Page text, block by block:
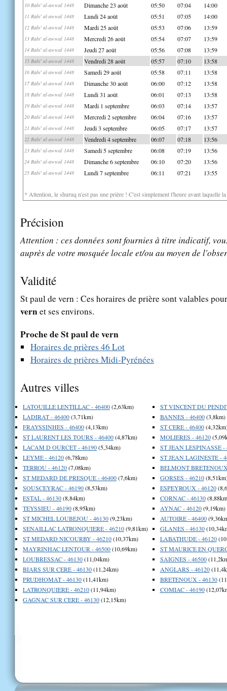
10 Rabi' al-awwal 1448 Dimanche 23 août 05:50 07:04 14:00
11 Rabi' al-awwal 1448 Lundi 24 août 05:51 07:05 14:00
12 Rabi' al-awwal 1448 Mardi 25 août 05:53 07:06 13:59
13 Rabi' al-awwal 1448 Mercredi 26 août 05:54 07:07 13:59
14 Rabi' al-awwal 1448 Jeudi 27 août 05:56 07:08 13:59
15 Rabi' al-awwal 1448 Vendredi 28 août 05:57 07:10 13:58
16 Rabi' al-awwal 1448 Samedi 29 août 05:58 07:11 13:58
17 Rabi' al-awwal 1448 Dimanche 30 août 06:00 07:12 13:58
18 Rabi' al-awwal 1448 Lundi 31 août 06:01 07:13 13:58
19 Rabi' al-awwal 1448 Mardi 1 septembre 06:03 07:14 13:57
20 Rabi' al-awwal 1448 Mercredi 2 septembre 06:04 07:16 13:57
21 Rabi' al-awwal 1448 Jeudi 3 septembre 06:05 07:17 13:57
22 Rabi' al-awwal 1448 Vendredi 4 septembre 06:07 07:18 13:56
23 Rabi' al-awwal 1448 Samedi 5 septembre 06:08 07:19 13:56
24 Rabi' al-awwal 1448 Dimanche 6 septembre 06:10 07:20 13:56
25 Rabi' al-awwal 1448 Lundi 7 septembre 06:11 07:21 13:55
* Attention, le shuruq n'est pas une prière ! C'est simplement l'heure avant laquelle
Précision
Attention : ces données sont fournies à titre indicatif,
auprès de votre mosquée locale et/ou au moyen de
Validité
St paul de vern : Ces horaires de prière sont valables
vernet ses environs.
Proche de St paul de vern
Horaires de prières 46 Lot
Horaires de prières Midi-Pyrénées
Autres villes
LATOUILLE LENTILLAC - 46400(2,63km)
LADIRAT - 46400(3,71km)
FRAYSSINHES - 46400(4,13km)
ST LAURENT LES TOURS - 46400(4,87km)
LACAM D OURCET - 46190(5,34km)
LEYME - 46120(6,78km)
TERROU - 46120(7,08km)
ST MEDARD DE PRESQUE - 46400(7,6km)
SOUSCEYRAC - 46190(8,53km)
ESTAL - 46130(8,84km)
TEYSSIEU - 46190(8,95km)
ST MICHEL LOUBEJOU - 46130(9,23km)
SENAILLAC LATRONQUIERE - 46210(9,81km)
ST MEDARD NICOURBY - 46210(10,37km)
MAYRINHAC LENTOUR - 46500(10,69km)
LOUBRESSAC - 46130(11,04km)
BIARS SUR CERE - 46130(11,24km)
PRUDHOMAT - 46130(11,41km)
LATRONQUIERE - 46210(11,94km)
GAGNAC SUR CERE - 46130(12,15km)
ST VINCENT DU
BANNES - 46400(3,8km)
ST CERE - 46400
MOLIERES - 46120
ST JEAN LESPINASSE -
ST JEAN LAGINESTE -
BELMONT
GORSES - 46210
ESPEYROUX - 46120
CORNAC - 46130
AYNAC - 46120(9,19km)
AUTOIRE - 46400
GLANES - 46130
LABATHUDE - 46120
ST MAURICE EN
SAIGNES - 46500
ANGLARS - 46120
BRETENOUX - 46130
COMIAC - 46190